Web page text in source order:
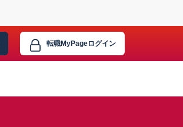
転職MyPageログイン